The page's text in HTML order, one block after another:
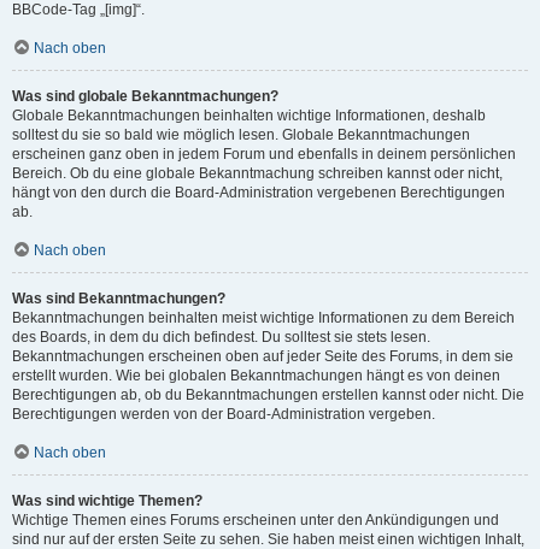
BBCode-Tag „[img]“.
Nach oben
Was sind globale Bekanntmachungen?
Globale Bekanntmachungen beinhalten wichtige Informationen, deshalb
solltest du sie so bald wie möglich lesen. Globale Bekanntmachungen
erscheinen ganz oben in jedem Forum und ebenfalls in deinem persönlichen
Bereich. Ob du eine globale Bekanntmachung schreiben kannst oder nicht,
hängt von den durch die Board-Administration vergebenen Berechtigungen
ab.
Nach oben
Was sind Bekanntmachungen?
Bekanntmachungen beinhalten meist wichtige Informationen zu dem Bereich
des Boards, in dem du dich befindest. Du solltest sie stets lesen.
Bekanntmachungen erscheinen oben auf jeder Seite des Forums, in dem sie
erstellt wurden. Wie bei globalen Bekanntmachungen hängt es von deinen
Berechtigungen ab, ob du Bekanntmachungen erstellen kannst oder nicht. Die
Berechtigungen werden von der Board-Administration vergeben.
Nach oben
Was sind wichtige Themen?
Wichtige Themen eines Forums erscheinen unter den Ankündigungen und
sind nur auf der ersten Seite zu sehen. Sie haben meist einen wichtigen Inhalt,